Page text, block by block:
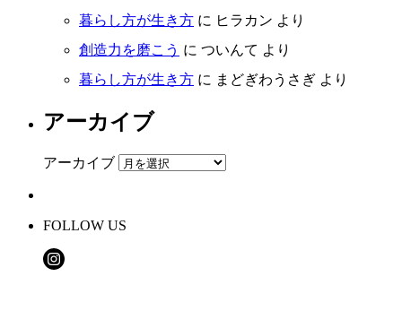
暮らし方が生き方 に ヒラカン より
創造力を磨こう に ついんて より
暮らし方が生き方 に まどぎわうさぎ より
アーカイブ
アーカイブ
FOLLOW US